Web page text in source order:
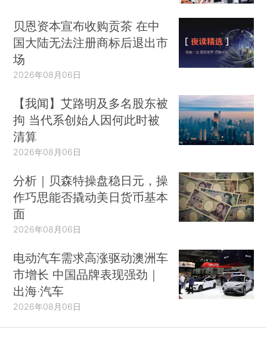
贝恩资本宣布收购贡茶 在中
国大陆无法注册商标后退出市
场
2026年08月06日
【我闻】艾路明及多名股东被
拘 当代系创始人因何此时被
清算
2026年08月06日
分析｜贝森特操盘稳日元，操
作巧思能否撬动美日货币基本
面
2026年08月06日
电动汽车需求高涨驱动澳洲车
市增长 中国品牌表现强劲｜
出海·汽车
2026年08月06日